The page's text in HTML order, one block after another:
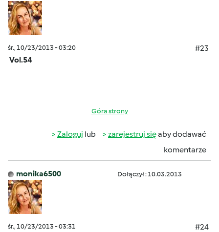
śr., 10/23/2013 - 03:20
#23
Vol.54
Góra strony
Zaloguj lub zarejestruj sięaby dodawać
komentarze
monika6500 Dołączył : 10.03.2013
śr., 10/23/2013 - 03:31
#24